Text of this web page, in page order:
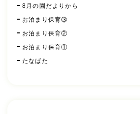
8月の園だよりから
お泊まり保育③
お泊まり保育②
お泊まり保育①
たなばた